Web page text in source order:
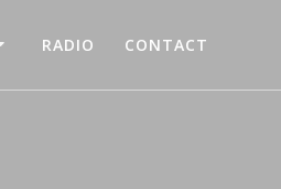
RADIO CONTACT